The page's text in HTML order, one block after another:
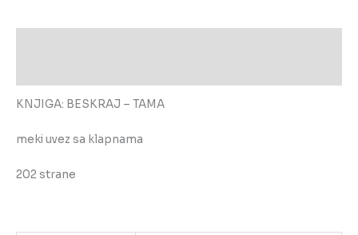
KNJIGA: BESKRAJ – TAMA
meki uvez sa klapnama
202 strane